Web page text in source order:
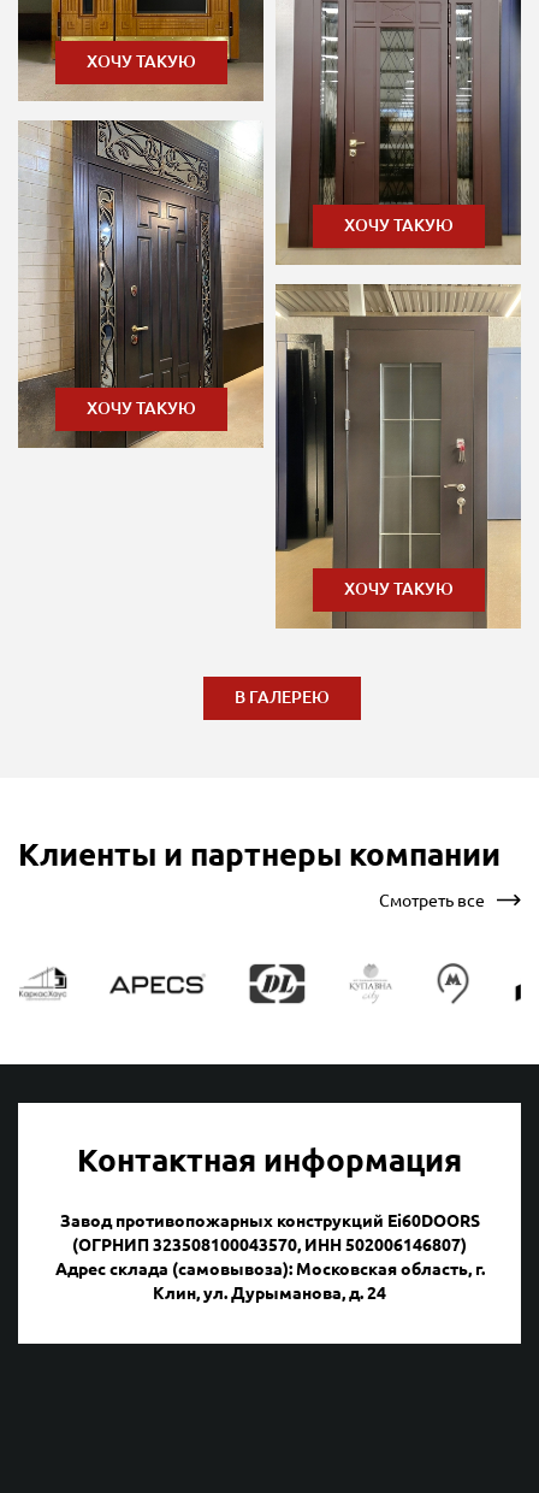
ХОЧУ ТАКУЮ
ХОЧУ ТАКУЮ
ХОЧУ ТАКУЮ
ХОЧУ ТАКУЮ
В ГАЛЕРЕЮ
Клиенты и партнеры компании
Смотреть все
Контактная информация
Завод противопожарных конструкций Ei60DOORS
(ОГРНИП 323508100043570, ИНН 502006146807)
Адрес склада (самовывоза): Московская область, г.
Клин, ул. Дурыманова, д. 24